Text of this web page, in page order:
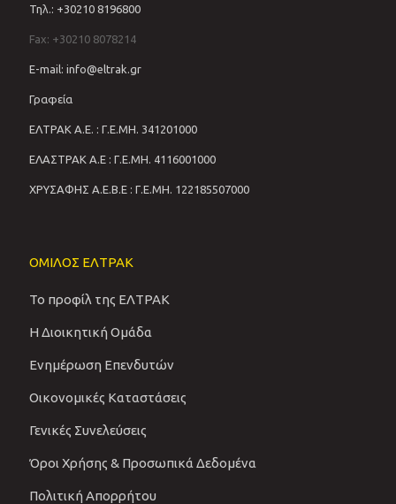
Τηλ.: +30210 8196800
Fax: +30210 8078214
E-mail: info@eltrak.gr
Γραφεία
ΕΛΤΡΑΚ Α.Ε. : Γ.Ε.ΜΗ. 341201000
ΕΛΑΣΤΡΑΚ Α.Ε : Γ.Ε.ΜΗ. 4116001000
ΧΡΥΣΑΦΗΣ Α.Ε.Β.Ε : Γ.Ε.ΜΗ. 122185507000
ΟΜΙΛΟΣ ΕΛΤΡΑΚ
Το προφίλ της ΕΛΤΡΑΚ
Η Διοικητική Ομάδα
Ενημέρωση Επενδυτών
Οικονομικές Καταστάσεις
Γενικές Συνελεύσεις
Όροι Χρήσης & Προσωπικά Δεδομένα
Πολιτική Απορρήτου